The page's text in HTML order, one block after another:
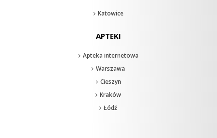
Katowice
APTEKI
Apteka internetowa
Warszawa
Cieszyn
Kraków
Łódź